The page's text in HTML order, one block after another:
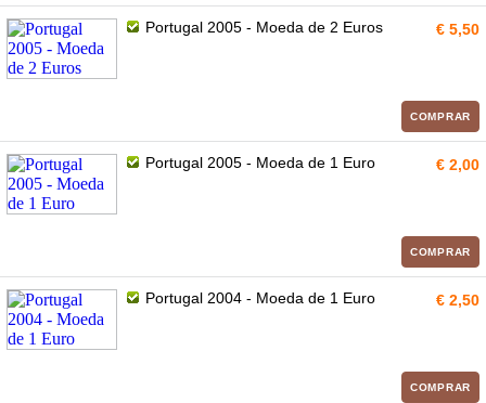
Portugal 2005 - Moeda de 2 Euros € 5,50
COMPRAR
Portugal 2005 - Moeda de 1 Euro € 2,00
COMPRAR
Portugal 2004 - Moeda de 1 Euro € 2,50
COMPRAR